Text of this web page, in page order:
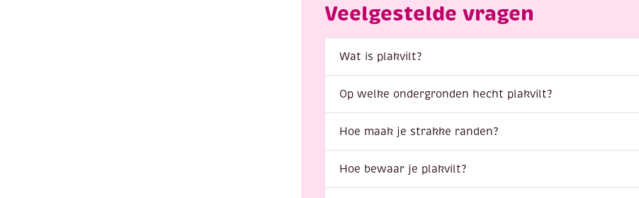
Veelgestelde vragen
Wat is plakvilt?
Op welke ondergronden hecht plakvilt?
Hoe maak je strakke randen?
Hoe bewaar je plakvilt?